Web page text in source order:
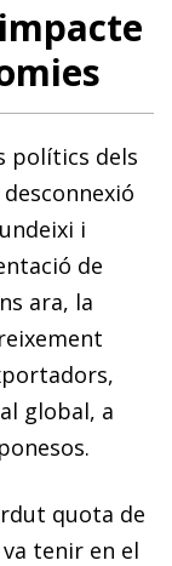
polítics dels
i
de
ara, la
global, a
quota de
tenir en el